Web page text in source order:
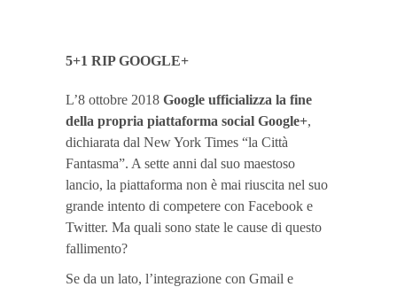
5+1 RIP GOOGLE+
L’8 ottobre 2018 Google ufficializza la fine
della propria piattaforma social Google+,
dichiarata dal New York Times “la Città
Fantasma”. A sette anni dal suo maestoso
lancio, la piattaforma non è mai riuscita nel suo
grande intento di competere con Facebook e
Twitter. Ma quali sono state le cause di questo
fallimento?
Se da un lato, l’integrazione con Gmail e